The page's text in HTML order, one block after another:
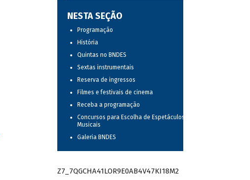
NESTA SEÇÃO
Programação
História
Quintas no BNDES
Sextas instrumentais
Reserva de ingressos
Filmes e festivais de cinema
Receba a programação
Concursos para Escolha de Espetáculos
Musicais
Galeria BNDES
Z7_7QGCHA41LOR9E0AB4V47KI18M2